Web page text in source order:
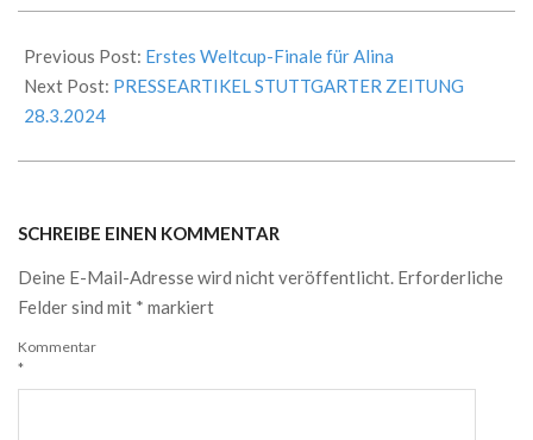
03-
10
Previous Post: Erstes Weltcup-Finale für Alina
Next Post: PRESSEARTIKEL STUTTGARTER ZEITUNG
28.3.2024
SCHREIBE EINEN KOMMENTAR
Deine E-Mail-Adresse wird nicht veröffentlicht. Erforderliche
Felder sind mit * markiert
Kommentar
*